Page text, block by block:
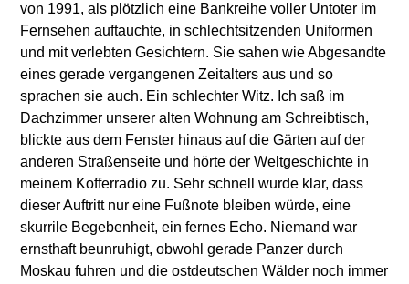
von 1991, als plötzlich eine Bankreihe voller Untoter im
Fernsehen auftauchte, in schlechtsitzenden Uniformen
und mit verlebten Gesichtern. Sie sahen wie Abgesandte
eines gerade vergangenen Zeitalters aus und so
sprachen sie auch. Ein schlechter Witz. Ich saß im
Dachzimmer unserer alten Wohnung am Schreibtisch,
blickte aus dem Fenster hinaus auf die Gärten auf der
anderen Straßenseite und hörte der Weltgeschichte in
meinem Kofferradio zu. Sehr schnell wurde klar, dass
dieser Auftritt nur eine Fußnote bleiben würde, eine
skurrile Begebenheit, ein fernes Echo. Niemand war
ernsthaft beunruhigt, obwohl gerade Panzer durch
Moskau fuhren und die ostdeutschen Wälder noch immer